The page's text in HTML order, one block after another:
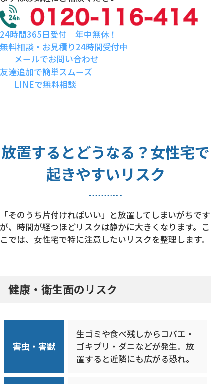
24時間365日受付 年中無休！
無料相談・お見積り24時間受付中
メールでお問い合わせ
友達追加で簡単スムーズ
LINEで無料相談
放置するとどうなる？女性宅で
起きやすいリスク
「そのうち片付ければいい」と放置してしまいがちです
が、時間が経つほどリスクは静かに大きくなります。こ
こでは、女性宅で特に注意したいリスクを整理します。
健康・衛生面のリスク
害虫・害獣
生ゴミや食べ残しからコバエ・
ゴキブリ・ダニなどが発生。放
置すると近隣にも広がる恐れ。